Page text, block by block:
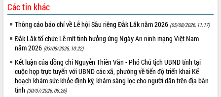
Các tin khác
Thông cáo báo chí về Lễ hội Sầu riêng Đắk Lắk năm 2026 (05/08/2026, 11:17)
Đắk Lắk tổ chức Lễ mít tinh hưởng ứng Ngày An ninh mạng Việt Nam
năm 2026 (03/08/2026, 10:22)
Kết luận của đồng chí Nguyễn Thiên Văn - Phó Chủ tịch UBND tỉnh tại
cuộc họp trực tuyến với UBND các xã, phường về tiến độ triển khai Kế
hoạch khám sức khỏe định kỳ, khám sàng lọc cho người dân trên địa bàn
tỉnh (30/07/2026, 08:26)